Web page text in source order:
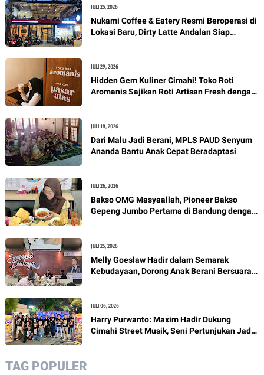
JULI 25, 2026
Nukami Coffee & Eatery Resmi Beroperasi di
Lokasi Baru, Dirty Latte Andalan Siap
JULI 29, 2026
Hidden Gem Kuliner Cimahi! Toko Roti
Aromanis Sajikan Roti Artisan Fresh dengan
JULI 18, 2026
Dari Malu Jadi Berani, MPLS PAUD Senyum
Ananda Bantu Anak Cepat Beradaptasi
JULI 26, 2026
Bakso OMG Masyaallah, Pioneer Bakso
Gepeng Jumbo Pertama di Bandung dengan
JULI 25, 2026
Melly Goeslaw Hadir dalam Semarak
Kebudayaan, Dorong Anak Berani Bersuara
JULI 06, 2026
Harry Purwanto: Maxim Hadir Dukung
Cimahi Street Musik, Seni Pertunjukan Jadi
TAG POPULER